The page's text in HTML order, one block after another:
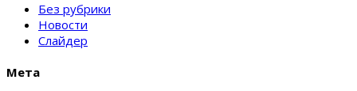
Без рубрики
Новости
Слайдер
Мета